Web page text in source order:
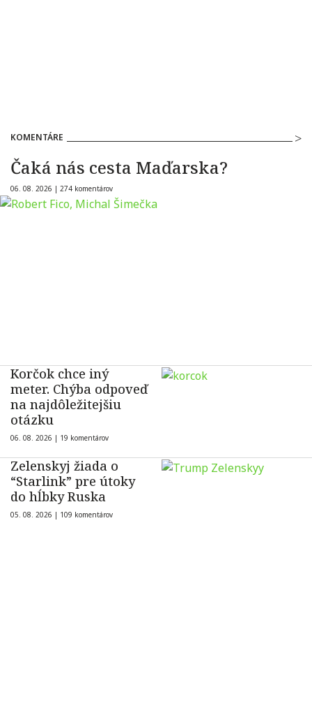
KOMENTÁRE
Čaká nás cesta Maďarska?
06. 08. 2026 | 274 komentárov
Korčok chce iný
meter. Chýba odpoveď
na najdôležitejšiu
otázku
06. 08. 2026 | 19 komentárov
Zelenskyj žiada o
“Starlink” pre útoky
do hĺbky Ruska
05. 08. 2026 | 109 komentárov